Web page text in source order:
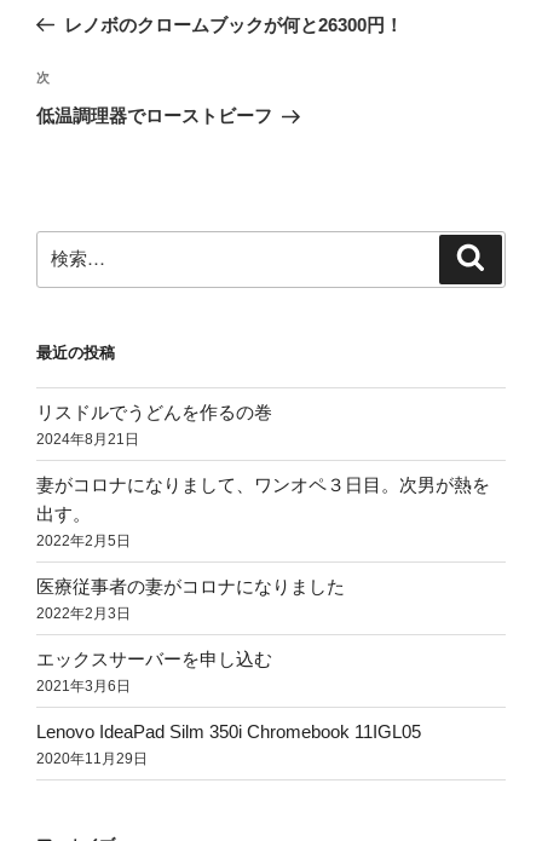
ナ
ビ
ゲ
ン
の
稿
レノボのクロームブックが何と26300円！
次
の
次
低温調理器でローストビーフ
索:
最近の投稿
リスドルでうどんを作るの巻
2024年8月21日
妻がコロナになりまして、ワンオペ３日目。次男が熱を
出す。
2022年2月5日
医療従事者の妻がコロナになりました
2022年2月3日
エックスサーバーを申し込む
2021年3月6日
Lenovo IdeaPad Silm 350i Chromebook 11IGL05
2020年11月29日